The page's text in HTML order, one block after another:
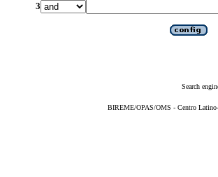
3
Search
BIREME/OPAS/OMS - Centro Latino-